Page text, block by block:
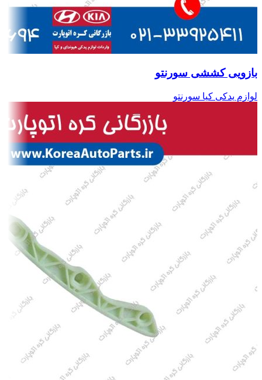
بازویی کششی سورنتو
لوازم یدکی کیا سورنتو